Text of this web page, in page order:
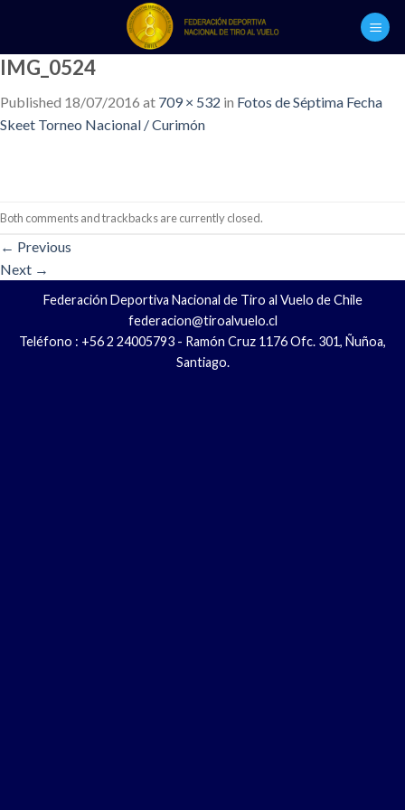
content
IMG_0524
Published 18/07/2016 at 709 × 532 in Fotos de Séptima Fecha
Skeet Torneo Nacional / Curimón
Both comments and trackbacks are currently closed.
← Previous
Next →
Federación Deportiva Nacional de Tiro al Vuelo de Chile
federacion@tiroalvuelo.cl
Teléfono : +56 2 24005793 - Ramón Cruz 1176 Ofc. 301, Ñuñoa,
Santiago.